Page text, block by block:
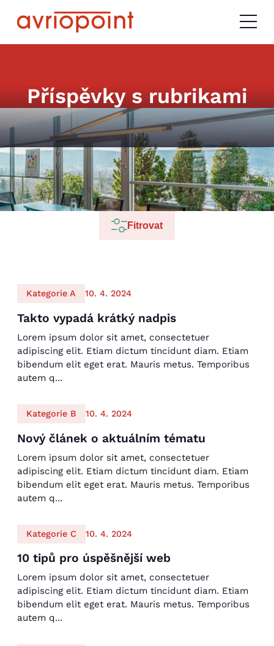
Příspěvky s rubrikami
Toto je vzorová poznámka rubriky.
Fitrovat
Kategorie A 10. 4. 2024
Takto vypadá krátký nadpis
Lorem ipsum dolor sit amet, consectetuer
adipiscing elit. Etiam dictum tincidunt diam. Etiam
bibendum elit eget erat. Mauris metus. Temporibus
autem q...
Kategorie B 10. 4. 2024
Nový článek o aktuálním tématu
Lorem ipsum dolor sit amet, consectetuer
adipiscing elit. Etiam dictum tincidunt diam. Etiam
bibendum elit eget erat. Mauris metus. Temporibus
autem q...
Kategorie C 10. 4. 2024
10 tipů pro úspěšnější web
Lorem ipsum dolor sit amet, consectetuer
adipiscing elit. Etiam dictum tincidunt diam. Etiam
bibendum elit eget erat. Mauris metus. Temporibus
autem q...